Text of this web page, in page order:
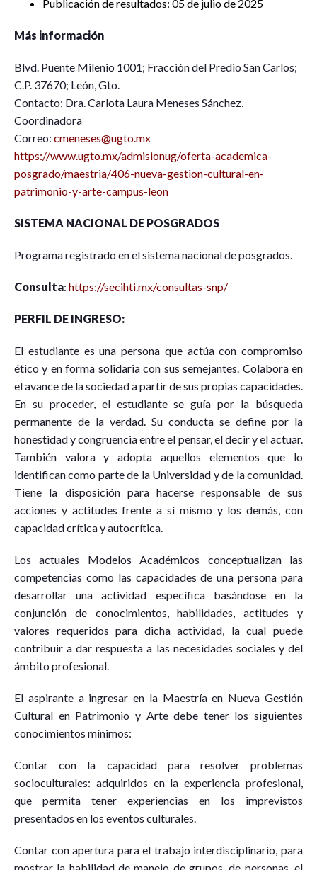
Publicación de resultados: 05 de julio de 2025
Más información
Blvd. Puente Milenio 1001; Fracción del Predio San Carlos;
C.P. 37670; León, Gto.
Contacto: Dra. Carlota Laura Meneses Sánchez,
Coordinadora
Correo: cmeneses@ugto.mx
https://www.ugto.mx/admisionug/oferta-academica-
posgrado/maestria/406-nueva-gestion-cultural-en-
patrimonio-y-arte-campus-leon
SISTEMA NACIONAL DE POSGRADOS
Programa registrado en el sistema nacional de posgrados.
Consulta: https://secihti.mx/consultas-snp/
PERFIL DE INGRESO:
El estudiante es una persona que actúa con compromiso
ético y en forma solidaria con sus semejantes. Colabora en
el avance de la sociedad a partir de sus propias capacidades.
En su proceder, el estudiante se guía por la búsqueda
permanente de la verdad. Su conducta se define por la
honestidad y congruencia entre el pensar, el decir y el actuar.
También valora y adopta aquellos elementos que lo
identifican como parte de la Universidad y de la comunidad.
Tiene la disposición para hacerse responsable de sus
acciones y actitudes frente a sí mismo y los demás, con
capacidad crítica y autocrítica.
Los actuales Modelos Académicos conceptualizan las
competencias como las capacidades de una persona para
desarrollar una actividad específica basándose en la
conjunción de conocimientos, habilidades, actitudes y
valores requeridos para dicha actividad, la cual puede
contribuir a dar respuesta a las necesidades sociales y del
ámbito profesional.
El aspirante a ingresar en la Maestría en Nueva Gestión
Cultural en Patrimonio y Arte debe tener los siguientes
conocimientos mínimos:
Contar con la capacidad para resolver problemas
socioculturales: adquiridos en la experiencia profesional,
que permita tener experiencias en los imprevistos
presentados en los eventos culturales.
Contar con apertura para el trabajo interdisciplinario, para
mostrar la habilidad de manejo de grupos, de personas, el